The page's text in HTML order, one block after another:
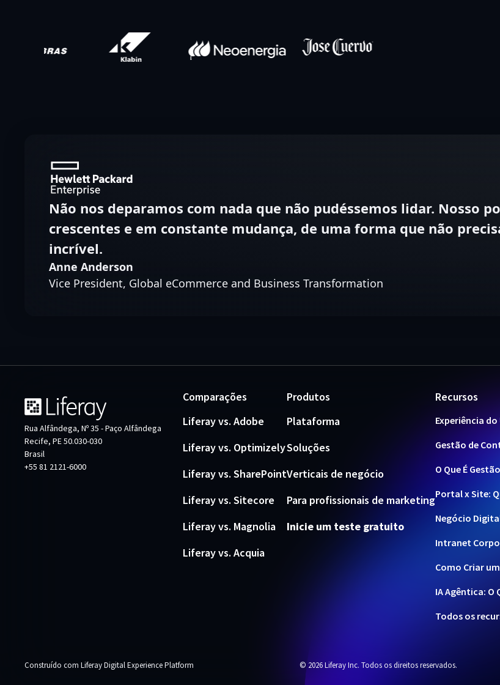
Não nos deparamos com nada que não pudéssemos lidar. Nosso
crescentes e em constante mudança, de uma forma que não
incrível.
Anne Anderson
Vice President, Global eCommerce and Business Transformation
Rua Alfândega, Nº 35 - Paço Alfândega
Recife, PE 50.030-030
Brasil
+55 81 2121-6000
Comparações
Liferay vs. Adobe
Liferay vs. Optimizely
Liferay vs. SharePoint
Liferay vs. Sitecore
Liferay vs. Magnolia
Liferay vs. Acquia
Produtos
Plataforma
Soluções
Verticais de negócio
Para profissionais de marketing
Inicie um teste gratuito
Recursos
Experiência
Gestão de
O Que É
Portal x Site:
Negócio
Intranet
Como Criar
IA Agêntica: O
Todos os
Construído com Liferay Digital Experience Platform © 2026 Liferay Inc. Todos os direitos reservados.